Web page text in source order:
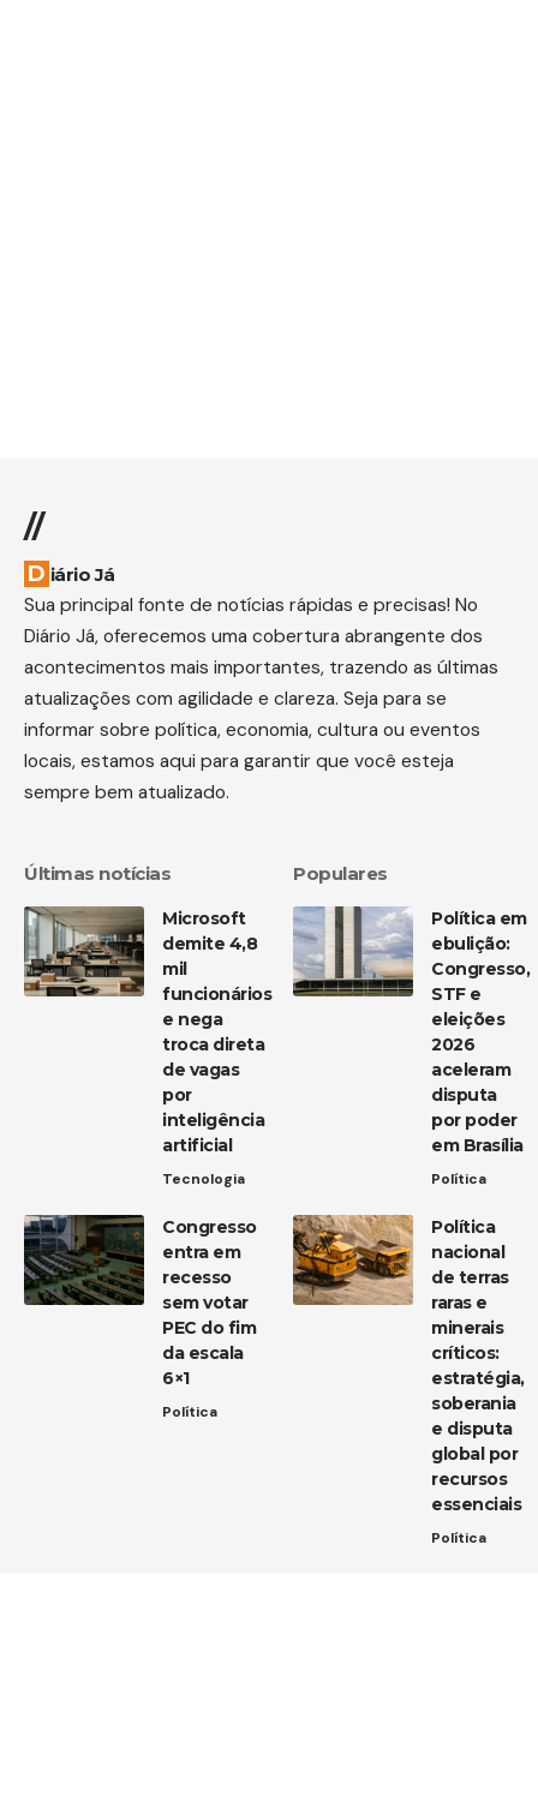
//
Diário Já
Sua principal fonte de notícias rápidas e precisas! No
Diário Já, oferecemos uma cobertura abrangente dos
acontecimentos mais importantes, trazendo as últimas
atualizações com agilidade e clareza. Seja para se
informar sobre política, economia, cultura ou eventos
locais, estamos aqui para garantir que você esteja
sempre bem atualizado.
Últimas notícias
Microsoft
demite 4,8
mil
funcionários
e nega
troca direta
de vagas
por
inteligência
artificial
Tecnologia
Congresso
entra em
recesso
sem votar
PEC do fim
da escala
6×1
Política
Populares
Política em
ebulição:
Congresso,
STF e
eleições
2026
aceleram
disputa
por poder
em Brasília
Política
Política
nacional
de terras
raras e
minerais
críticos:
estratégia,
soberania
e disputa
global por
recursos
essenciais
Política